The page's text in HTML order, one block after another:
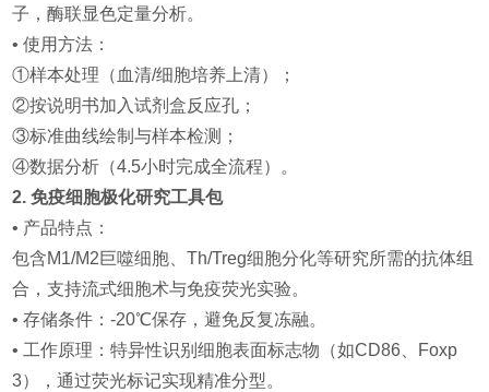
子，酶联显色定量分析。
• 使用方法：
①样本处理（血清/细胞培养上清）；
②按说明书加入试剂盒反应孔；
③标准曲线绘制与样本检测；
④数据分析（4.5小时完成全流程）。
2. 免疫细胞极化研究工具包
• 产品特点：
包含M1/M2巨噬细胞、Th/Treg细胞分化等研究所需的抗体组
合，支持流式细胞术与免疫荧光实验。
• 存储条件：-20℃保存，避免反复冻融。
• 工作原理：特异性识别细胞表面标志物（如CD86、Foxp
3），通过荧光标记实现精准分型。